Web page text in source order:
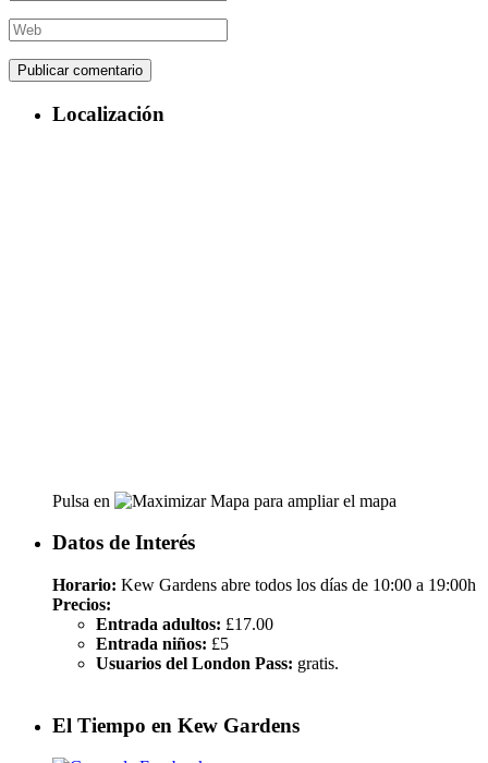
Localización
Pulsa en para ampliar el mapa
Datos de Interés
Horario: Kew Gardens abre todos los días de 10:00 a 19:00h
Precios:
Entrada adultos: £17.00
Entrada niños: £5
Usuarios del London Pass: gratis.
El Tiempo en Kew Gardens